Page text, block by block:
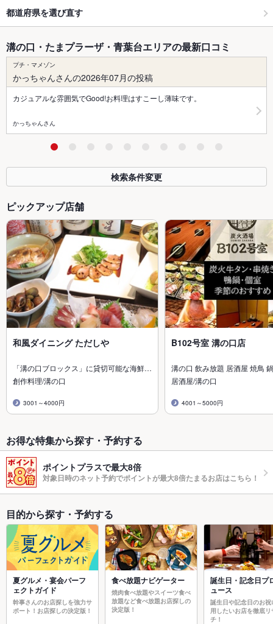
都道府県を選び直す
溝の口・たまプラーザ・青葉台エリアの最新口コミ
プチ・マメゾン
かっちゃんさんの2026年07月の投稿
カジュアルな雰囲気でGood!お料理はすこーし薄味です。
かっちゃんさん
検索条件変更
ピックアップ店舗
和風ダイニング ただしや
「溝の口ブロックス」に貸切可能な海鮮…
創作料理/溝の口
3001～4000円
B102号室 溝の口店
溝の口 飲み放題 居酒屋 焼鳥
居酒屋/溝の口
4001～5000円
お得な特集から探す・予約する
ポイントプラスで最大8倍
対象日時のネット予約でポイントが最大8倍たまるお店はこちら！
目的から探す・予約する
夏グルメ・宴会パーフ
ェクトガイド
幹事さんのお店探しを強力サ
ポート！お店探しの決定版！
食べ放題ナビゲーター
焼肉食べ放題やスイーツ食べ
放題など食べ放題お店探しの
決定版！
誕生日・記念日プ
ュース
誕生日や記念日のお祝
用したいお店を徹底リ
チ！